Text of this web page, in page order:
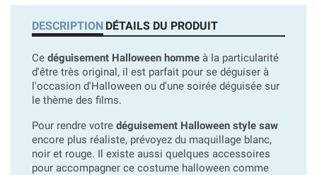
DESCRIPTION DÉTAILS DU PRODUIT
Ce déguisement Halloween homme à la particularité
d'être très original, il est parfait pour se déguiser à
l'occasion d'Halloween ou d'une soirée déguisée sur
le thème des films.
Pour rendre votre déguisement Halloween style saw
encore plus réaliste, prévoyez du maquillage blanc,
noir et rouge. Il existe aussi quelques accessoires
pour accompagner ce costume halloween comme